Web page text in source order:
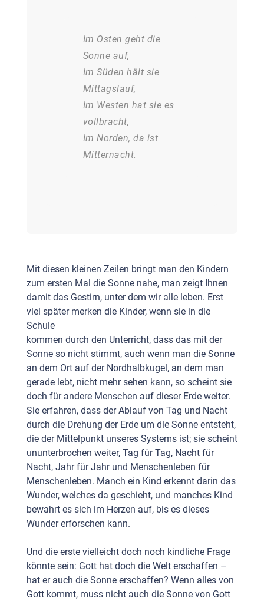
Im Osten geht die
Sonne auf,
Im Süden hält sie
Mittagslauf,
Im Westen hat sie es
vollbracht,
Im Norden, da ist
Mitternacht.
Mit diesen kleinen Zeilen bringt man den Kindern
zum ersten Mal die Sonne nahe, man zeigt Ihnen
damit das Gestirn, unter dem wir alle leben. Erst
viel später merken die Kinder, wenn sie in die
Schule
kommen durch den Unterricht, dass das mit der
Sonne so nicht stimmt, auch wenn man die Sonne
an dem Ort auf der Nordhalbkugel, an dem man
gerade lebt, nicht mehr sehen kann, so scheint sie
doch für andere Menschen auf dieser Erde weiter.
Sie erfahren, dass der Ablauf von Tag und Nacht
durch die Drehung der Erde um die Sonne entsteht,
die der Mittelpunkt unseres Systems ist; sie scheint
ununterbrochen weiter, Tag für Tag, Nacht für
Nacht, Jahr für Jahr und Menschenleben für
Menschenleben. Manch ein Kind erkennt darin das
Wunder, welches da geschieht, und manches Kind
bewahrt es sich im Herzen auf, bis es dieses
Wunder erforschen kann.
Und die erste vielleicht doch noch kindliche Frage
könnte sein: Gott hat doch die Welt erschaffen –
hat er auch die Sonne erschaffen? Wenn alles von
Gott kommt, muss nicht auch die Sonne von Gott